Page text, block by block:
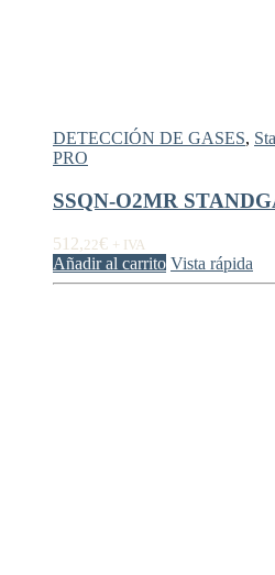
DETECCIÓN DE GASES,
PRO
SSQN-O2MR
512,22€ + IVA
Añadir al carrito Vista rápida